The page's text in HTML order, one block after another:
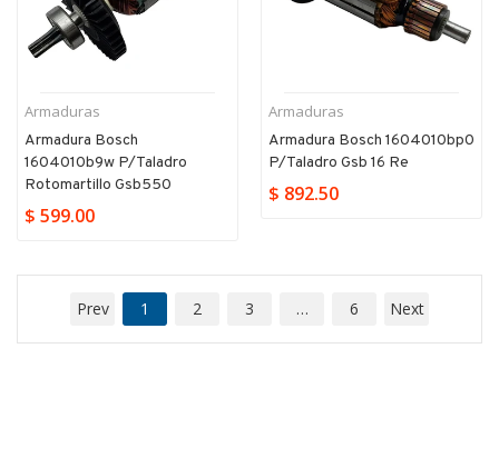
Armaduras
Armadura Bosch
1604010b9w P/taladro
Rotomartillo Gsb550
$ 599.00
Armaduras
Armadura Bosch 1604010bp0
P/taladro Gsb 16 Re
$ 892.50
Prev 1 2 3 … 6 Next